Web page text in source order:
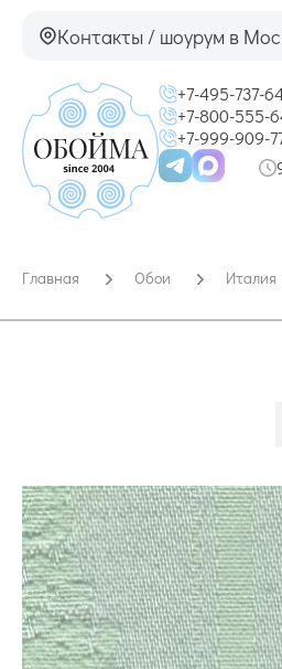
Контакты / шоурум в
+7-495-737-
+7-800-555-
+7-999-909-
Главная Обои Италия